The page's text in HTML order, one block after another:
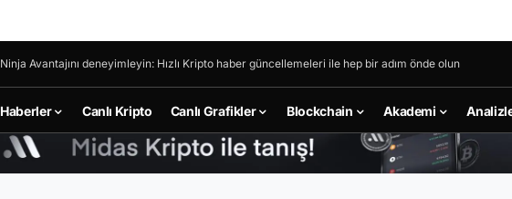
Ninja Avantajını deneyimleyin: Hızlı Kripto haber güncellemeleri ile hep bir adım önde olun
Haberler Canlı Kripto Canlı Grafikler Blockchain Akademi